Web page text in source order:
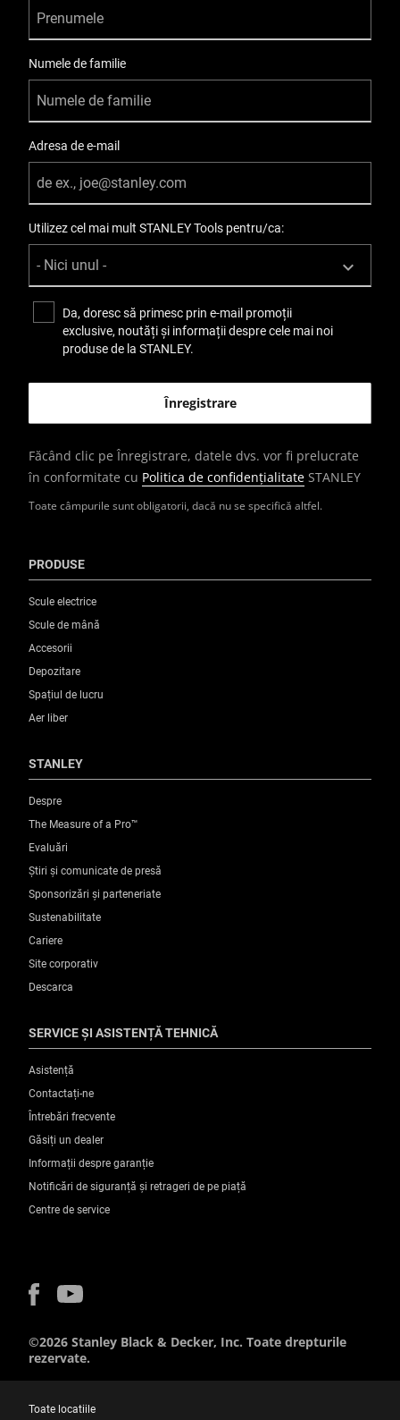
Toate câmpurile sunt obligatorii, dacă nu se specifică altfel.
Numele de familie
Adresa de e-mail
Utilizez cel mai mult STANLEY Tools pentru/ca:
Da, doresc să primesc prin e-mail promoții
exclusive, noutăți și informații despre cele mai noi
produse de la STANLEY.
Făcând clic pe Înregistrare, datele dvs. vor fi prelucrate
în conformitate cu Politica de confidențialitate STANLEY
PRODUSE
Scule electrice
Scule de mână
Accesorii
Depozitare
Spațiul de lucru
Aer liber
STANLEY
Despre
The Measure of a Pro™
Evaluări
Știri și comunicate de presă
Sponsorizări și parteneriate
Sustenabilitate
Cariere
Site corporativ
Descarca
SERVICE ȘI ASISTENȚĂ TEHNICĂ
Asistență
Contactați-ne
Întrebări frecvente
Găsiți un dealer
Informații despre garanție
Notificări de siguranță și retrageri de pe piață
Centre de service
©2026 Stanley Black & Decker, Inc. Toate drepturile
rezervate.
Toate locatiile